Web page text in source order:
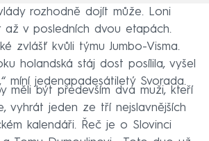
rozhodně dojít může. Loni
až v posledních dvou etapách.
zvlášť kvůli týmu Jumbo-Visma.
holandská stáj dost posílila, vyšel
míní jedenapadesátiletý Svorada.
měli být především dva muži, kteří
vyhrát jeden ze tří nejslavnějších
kalendáři. Řeč je o Slovinci